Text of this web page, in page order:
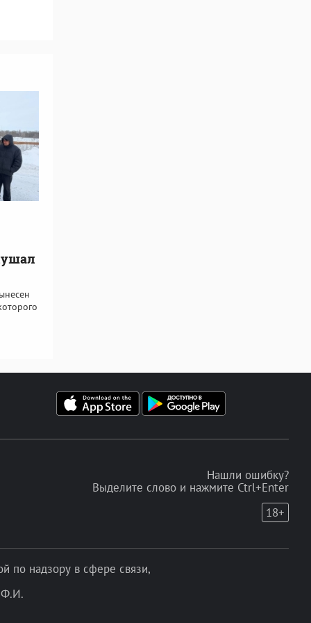
Нашли ошибку?
Выделите слово и нажмите Ctrl+Enter
18+
по надзору в сфере связи,
Ф.И.